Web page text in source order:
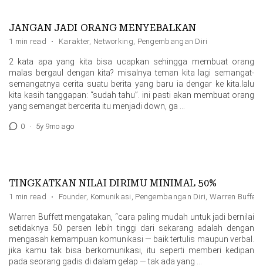
JANGAN JADI ORANG MENYEBALKAN
1 min read · Karakter, Networking, Pengembangan Diri
2 kata apa yang kita bisa ucapkan sehingga membuat orang
malas bergaul dengan kita? misalnya teman kita lagi semangat-
semangatnya cerita suatu berita yang baru ia dengar ke kita.lalu
kita kasih tanggapan: “sudah tahu”. ini pasti akan membuat orang
yang semangat bercerita itu menjadi down, ga …
0 · 5y 9mo ago
TINGKATKAN NILAI DIRIMU MINIMAL 50%
1 min read · Founder, Komunikasi , Pengembangan Diri, Warren Buffett
Warren Buffett mengatakan, “cara paling mudah untuk jadi bernilai
setidaknya 50 persen lebih tinggi dari sekarang adalah dengan
mengasah kemampuan komunikasi — baik tertulis maupun verbal.
jika kamu tak bisa berkomunikasi, itu seperti memberi kedipan
pada seorang gadis di dalam gelap — tak ada yang …